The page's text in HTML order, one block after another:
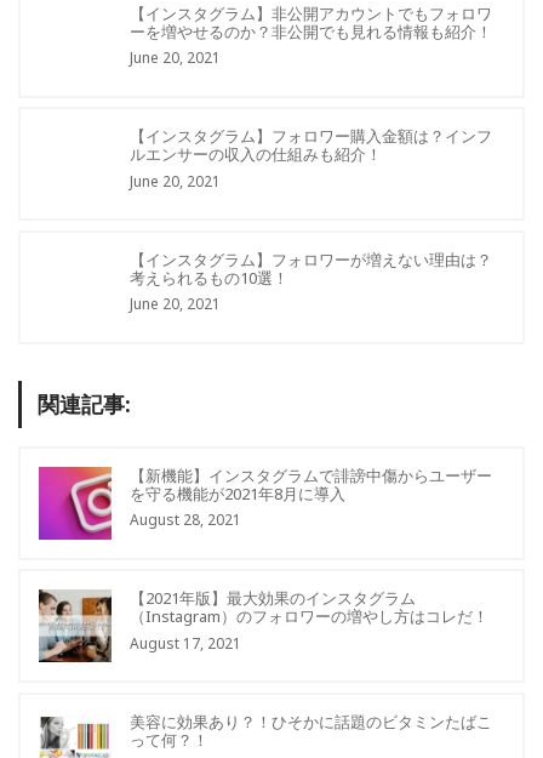
【インスタグラム】非公開アカウントでもフォロワ
ーを増やせるのか？非公開でも見れる情報も紹介！
June 20, 2021
【インスタグラム】フォロワー購入金額は？インフ
ルエンサーの収入の仕組みも紹介！
June 20, 2021
【インスタグラム】フォロワーが増えない理由は？
考えられるもの10選！
June 20, 2021
関連記事:
【新機能】インスタグラムで誹謗中傷からユーザー
を守る機能が2021年8月に導入
August 28, 2021
【2021年版】最大効果のインスタグラム
（Instagram）のフォロワーの増やし方はコレだ！
August 17, 2021
美容に効果あり？！ひそかに話題のビタミンたばこ
って何？！